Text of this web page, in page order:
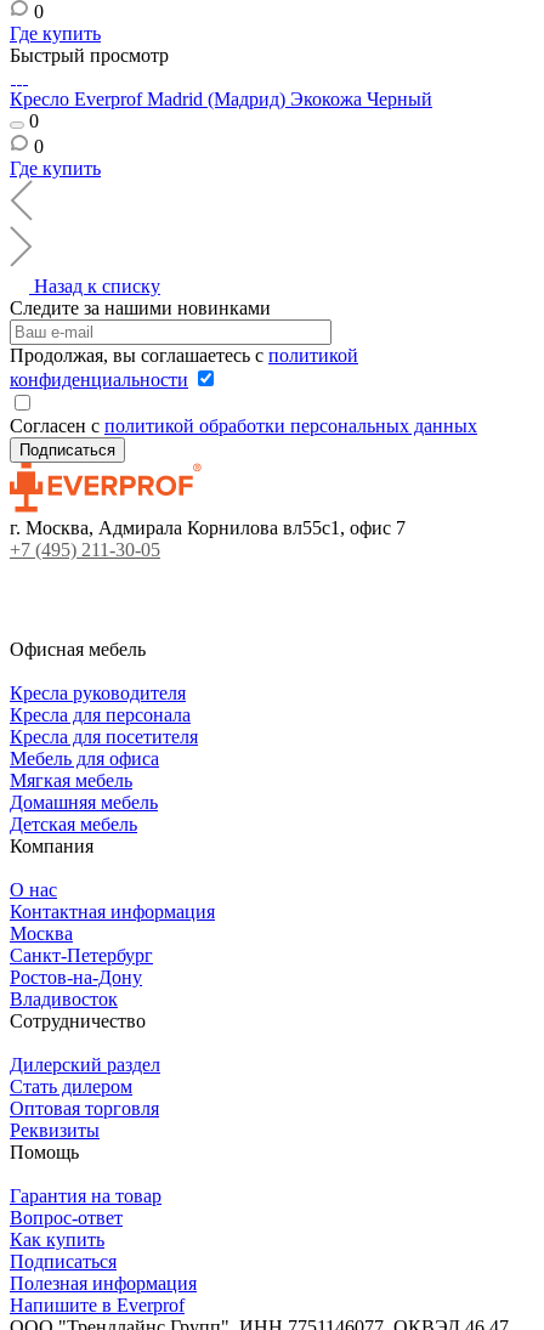
0
Где купить
Быстрый просмотр
Кресло Everprof Madrid (Мадрид) Экокожа Черный
0
0
Где купить
Назад к списку
Следите за нашими новинками
Продолжая, вы соглашаетесь с политикой
конфиденциальности
Согласен с политикой обработки персональных данных
г. Москва, Адмирала Корнилова вл55с1, офис 7
+7 (495) 211-30-05
Офисная мебель
Кресла руководителя
Кресла для персонала
Кресла для посетителя
Мебель для офиса
Мягкая мебель
Домашняя мебель
Детская мебель
Компания
О нас
Контактная информация
Москва
Санкт-Петербург
Ростов-на-Дону
Владивосток
Сотрудничество
Дилерский раздел
Стать дилером
Оптовая торговля
Реквизиты
Помощь
Гарантия на товар
Вопрос-ответ
Как купить
Подписаться
Полезная информация
Напишите в Everprof